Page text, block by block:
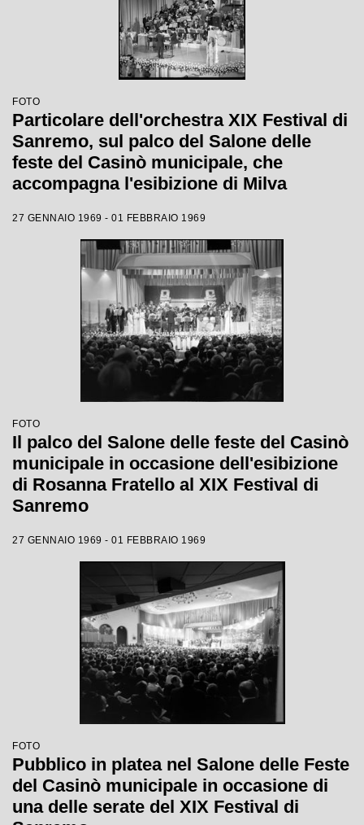
FOTO
Particolare dell'orchestra XIX Festival di
Sanremo, sul palco del Salone delle
feste del Casinò municipale, che
accompagna l'esibizione di Milva
27 GENNAIO 1969 - 01 FEBBRAIO 1969
FOTO
Il palco del Salone delle feste del Casinò
municipale in occasione dell'esibizione
di Rosanna Fratello al XIX Festival di
Sanremo
27 GENNAIO 1969 - 01 FEBBRAIO 1969
FOTO
Pubblico in platea nel Salone delle Feste
del Casinò municipale in occasione di
una delle serate del XIX Festival di